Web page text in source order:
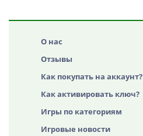
О нас
Отзывы
Как покупать на аккаунт?
Как активировать ключ?
Игры по категориям
Игровые новости